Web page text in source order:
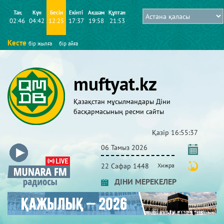
Таң
02:46
Күн
04:42
Бесін
12:25
Екінті
17:37
Ақшам
19:58
Құптан
21:53
Кесте бір жылға бір айға
muftyat.kz
Қазақстан мұсылмандары Діни
басқармасының ресми сайты
Қазір 16:55:37
06 Тамыз 2026
22 Сафар 1448 Хижра
ДІНИ МЕРЕКЕЛЕР